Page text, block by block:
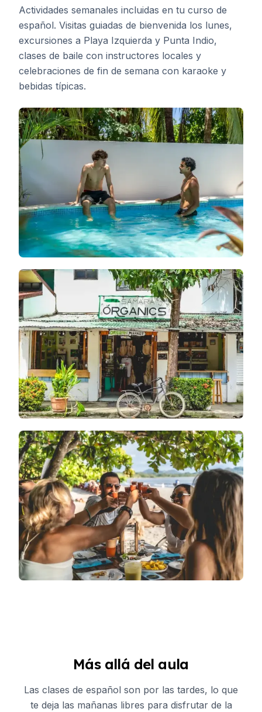
Actividades semanales incluidas en tu curso de
español. Visitas guiadas de bienvenida los lunes,
excursiones a Playa Izquierda y Punta Indio,
clases de baile con instructores locales y
celebraciones de fin de semana con karaoke y
bebidas típicas.
Más allá del aula
Las clases de español son por las tardes, lo que
te deja las mañanas libres para disfrutar de la